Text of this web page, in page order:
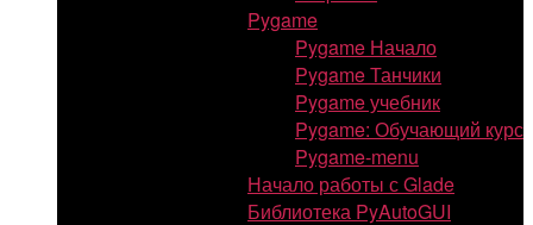
Pygame
Pygame Начало
Pygame Танчики
Pygame учебник
Pygame: Обучающий курс
Pygame-menu
Начало работы с Glade
Библиотека PyAutoGUI